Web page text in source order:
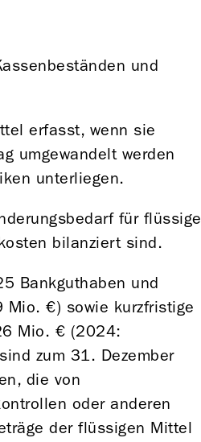
und
erfasst, wenn sie
umgewandelt werden
unterliegen.
für flüssige
bilanziert sind.
Bankguthaben und
Mio. €) sowie kurzfristige
Mio. € (2024:
zum 31. Dezember
die von
oder anderen
der flüssigen Mittel